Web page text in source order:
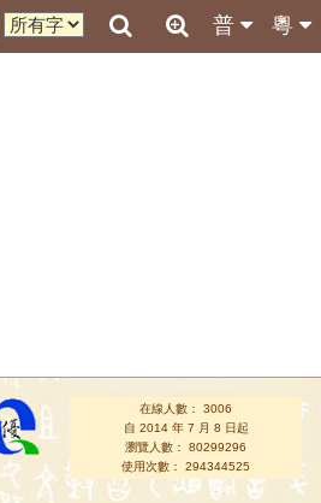
粵
普
在線人數： 3006
自 2014 年 7 月 8 日起
瀏覽人數： 80299296
使用次數： 294344525